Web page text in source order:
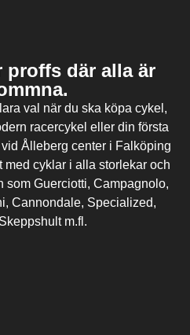
proffs där alla är
val när du ska köpa cykel,
racercykel eller din första
Ålleberg center i Falköping
cyklar i alla storlekar och
som Guerciotti, Campagnolo,
Cannondale, Specialized,
m.fl.